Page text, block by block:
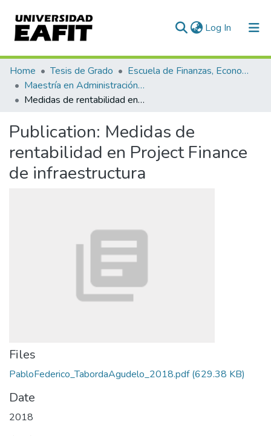
Log In (current)
Communities & Collections
All of DSpace
Home Tesis de Grado
Escuela de Finanzas, Economía y Gobierno
Maestría en Administración Financiera (tesis)
Medidas de rentabilidad en Project Finance de infraestructura
Publication: Medidas de
rentabilidad en Project Finance
de infraestructura
Files
PabloFederico_TabordaAgudelo_2018.pdf(629.38 KB)
Date
2018